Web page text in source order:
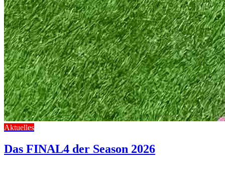
Aktuelles
Das FINAL4 der Season 2026